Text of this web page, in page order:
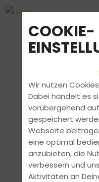
COOKIE-
Wir nutzen
Dabei handelt es
vorübergehend
gespeichert
Webseite
eine optimal
anzubieten, die
verbessern und
Aktivitäten an